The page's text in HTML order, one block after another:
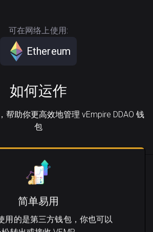
可在网络上使用:
Ethereum
如何运作
帮助你更高效地管理 vEmpire DDAO 钱
包
简单易用
用的是第三方钱包，你也可以